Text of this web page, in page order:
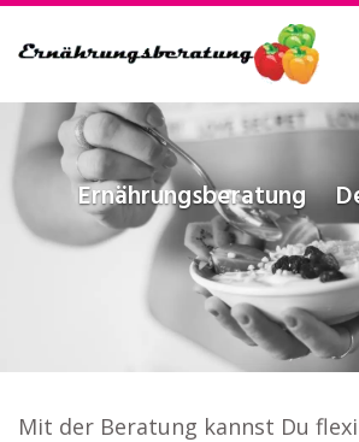
to
content
Ernährungsberatung
Mit der Beratung kannst Du